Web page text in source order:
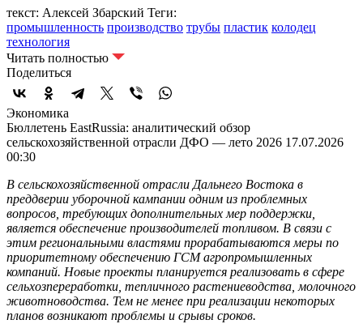
текст: Алексей Збарский Теги:
промышленность производство трубы пластик колодец
технология
Читать полностью
Поделиться
Экономика
Бюллетень EastRussia: аналитический обзор
сельскохозяйственной отрасли ДФО — лето 2026 17.07.2026
00:30
В сельскохозяйственной отрасли Дальнего Востока в
преддверии уборочной кампании одним из проблемных
вопросов, требующих дополнительных мер поддержки,
является обеспечение производителей топливом. В связи с
этим региональными властями прорабатываются меры по
приоритетному обеспечению ГСМ агропромышленных
компаний. Новые проекты планируется реализовать в сфере
сельхозпереработки, тепличного растениеводства, молочного
животноводства. Тем не менее при реализации некоторых
планов возникают проблемы и срывы сроков.